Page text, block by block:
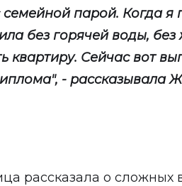
семейной парой. Когда
без горячей воды, без
квартиру. Сейчас вот
- рассказывала
рассказала о сложных